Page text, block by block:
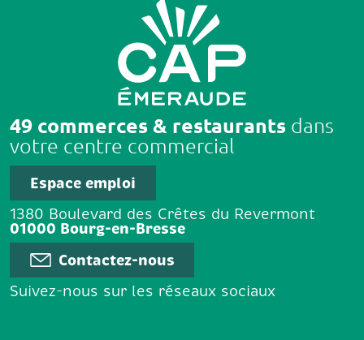
49 commerces & restaurants dans
votre centre commercial
Espace emploi
1380 Boulevard des Crêtes du Revermont
01000 Bourg-en-Bresse
Contactez-nous
Suivez-nous sur les réseaux sociaux